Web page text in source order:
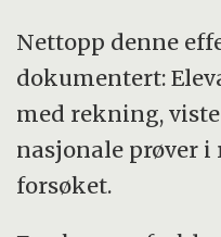
Nettopp denne
dokumentert:
med rekning,
nasjonale prøver
forsøket.